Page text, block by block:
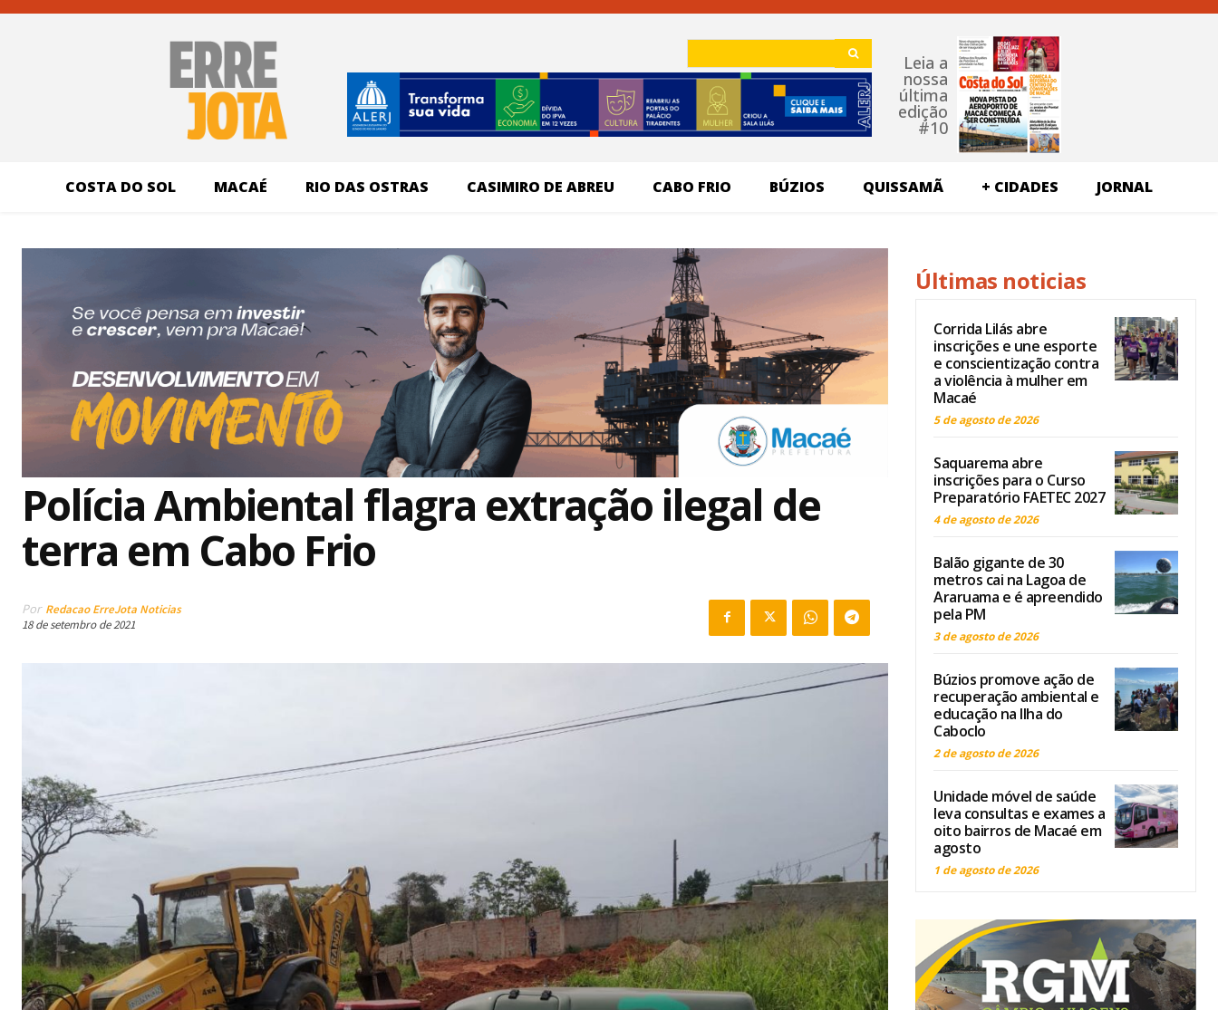
Leia a
nossa
última
edição
#10
COSTA DO SOL MACAÉ RIO DAS OSTRAS CASIMIRO DE ABREU CABO FRIO BÚZIOS QUISSAMÃ + CIDADES JORNAL
Polícia Ambiental flagra extração ilegal de
terra em Cabo Frio
Por Redacao ErreJota Noticias
18 de setembro de 2021
Últimas noticias
Corrida Lilás abre
inscrições e une esporte
e conscientização contra
a violência à mulher em
Macaé
5 de agosto de 2026
Saquarema abre
inscrições para o Curso
Preparatório FAETEC 2027
4 de agosto de 2026
Balão gigante de 30
metros cai na Lagoa de
Araruama e é apreendido
pela PM
3 de agosto de 2026
Búzios promove ação de
recuperação ambiental e
educação na Ilha do
Caboclo
2 de agosto de 2026
Unidade móvel de saúde
leva consultas e exames a
oito bairros de Macaé em
agosto
1 de agosto de 2026